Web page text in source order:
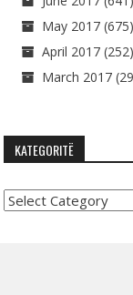
May 2017 (675)
April 2017 (252)
March 2017
KATEGORITË
Kategoritë